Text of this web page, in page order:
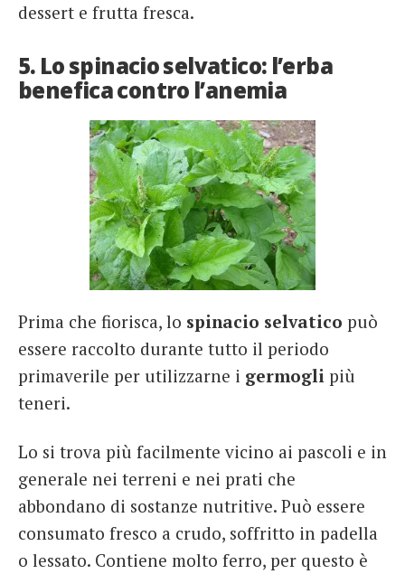
dessert e frutta fresca.
5. Lo spinacio selvatico: l’erba
benefica contro l’anemia
Prima che fiorisca, lo spinacio selvatico può
essere raccolto durante tutto il periodo
primaverile per utilizzarne i germogli più
teneri.
Lo si trova più facilmente vicino ai pascoli e in
generale nei terreni e nei prati che
abbondano di sostanze nutritive. Può essere
consumato fresco a crudo, soffritto in padella
o lessato. Contiene molto ferro, per questo è